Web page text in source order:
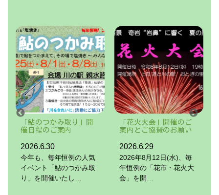
人気
み取
「花火大会」開催のご
案内とご協賛のお願い
2026.6.29
2026年8月12日(水)、毎
年恒例の「花市・花火大
会」を開…
8/12(水)開催の花火大
会にともなう立入禁止
2026.8.8
8/12(水)開催の花火大会
にともなう立入禁止区域